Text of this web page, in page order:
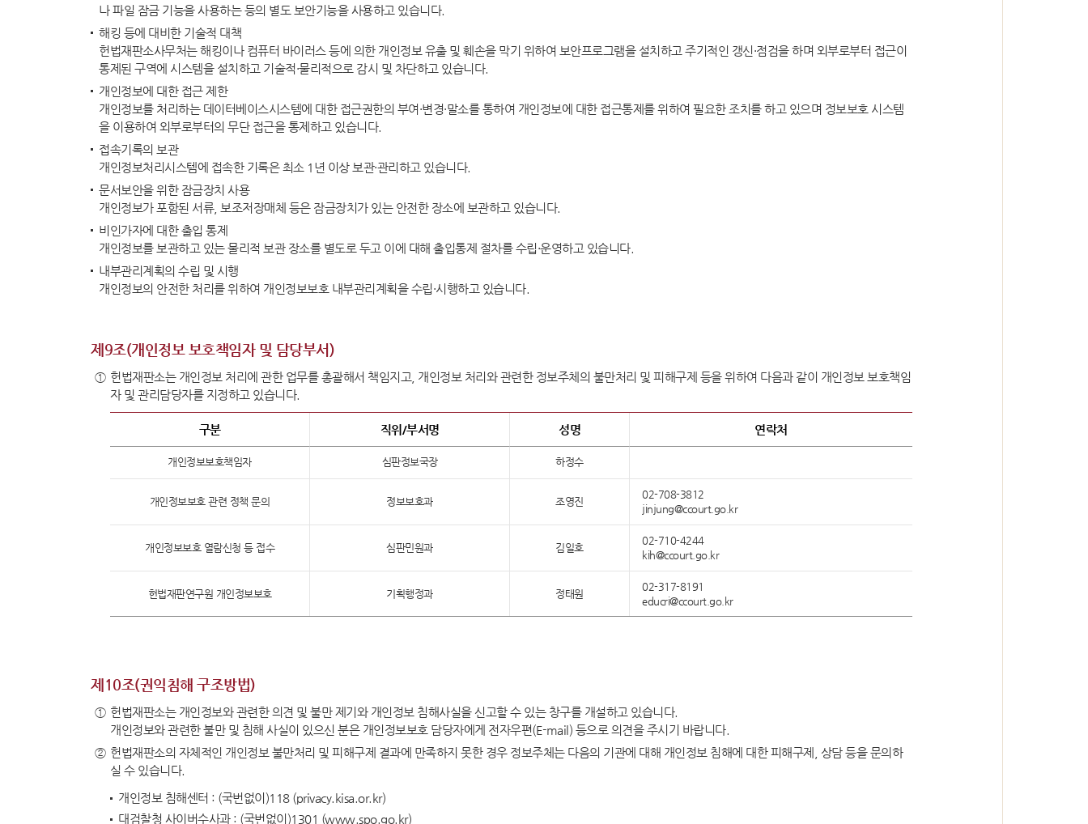
나 파일 잠금 기능을 사용하는 등의 별도 보안기능을 사용하고 있습니다.
해킹 등에 대비한 기술적 대책
헌법재판소사무처는 해킹이나 컴퓨터 바이러스 등에 의한 개인정보 유출 및 훼손을 막기 위하여 보안프로그램을 설치하고 주기적인 갱신·점검을 하며 외부로부터 접근이
통제된 구역에 시스템을 설치하고 기술적·물리적으로 감시 및 차단하고 있습니다.
개인정보에 대한 접근 제한
개인정보를 처리하는 데이터베이스시스템에 대한 접근권한의 부여·변경·말소를 통하여 개인정보에 대한 접근통제를 위하여 필요한 조치를 하고 있으며 정보보호 시스템
을 이용하여 외부로부터의 무단 접근을 통제하고 있습니다.
접속기록의 보관
개인정보처리시스템에 접속한 기록은 최소 1년 이상 보관·관리하고 있습니다.
문서보안을 위한 잠금장치 사용
개인정보가 포함된 서류, 보조저장매체 등은 잠금장치가 있는 안전한 장소에 보관하고 있습니다.
비인가자에 대한 출입 통제
개인정보를 보관하고 있는 물리적 보관 장소를 별도로 두고 이에 대해 출입통제 절차를 수립·운영하고 있습니다.
내부관리계획의 수립 및 시행
개인정보의 안전한 처리를 위하여 개인정보보호 내부관리계획을 수립·시행하고 있습니다.
제9조(개인정보 보호책임자 및 담당부서)
① 헌법재판소는 개인정보 처리에 관한 업무를 총괄해서 책임지고, 개인정보 처리와 관련한 정보주체의 불만처리 및 피해구제 등을 위하여 다음과 같이 개인정보 보호책임
자 및 관리담당자를 지정하고 있습니다.
구분 직위/부서명 성명 연락처
개인정보보호책임자 심판정보국장 하정수
개인정보보호 관련 정책 문의 정보보호과 조영진
02-708-3812
jinjung@ccourt.go.kr
개인정보보호 열람신청 등 접수 심판민원과 김일호
02-710-4244
kih@ccourt.go.kr
헌법재판연구원 개인정보보호 기획행정과 정태원
02-317-8191
educri@ccourt.go.kr
제10조(권익침해 구조방법)
① 헌법재판소는 개인정보와 관련한 의견 및 불만 제기와 개인정보 침해사실을 신고할 수 있는 창구를 개설하고 있습니다.
개인정보와 관련한 불만 및 침해 사실이 있으신 분은 개인정보보호 담당자에게 전자우편(E-mail) 등으로 의견을 주시기 바랍니다.
② 헌법재판소의 자체적인 개인정보 불만처리 및 피해구제 결과에 만족하지 못한 경우 정보주체는 다음의 기관에 대해 개인정보 침해에 대한 피해구제, 상담 등을 문의하
실 수 있습니다.
개인정보 침해센터 : (국번없이)118 (privacy.kisa.or.kr)
대검찰청 사이버수사과 : (국번없이)1301 (www.spo.go.kr)